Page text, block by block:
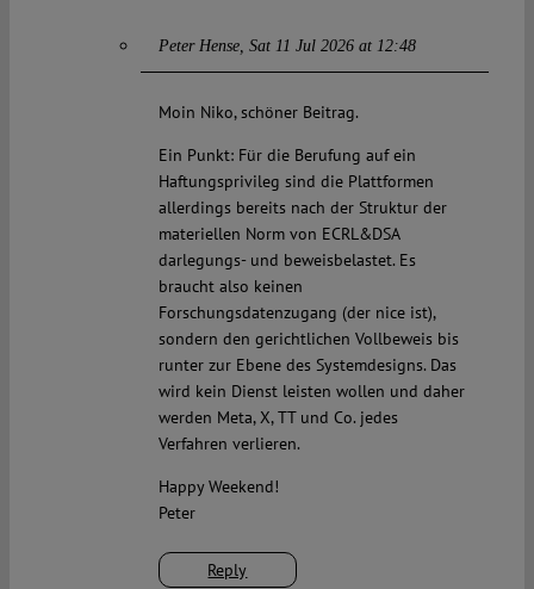
Peter Hense Sat 11 Jul 2026 at 12:48
Reply
Moin Niko, schöner Beitrag.
Ein Punkt: Für die Berufung auf ein
Haftungsprivileg sind die Plattformen
allerdings bereits nach der Struktur der
materiellen Norm von ECRL&DSA
darlegungs- und beweisbelastet. Es
braucht also keinen
Forschungsdatenzugang (der nice ist),
sondern den gerichtlichen Vollbeweis bis
runter zur Ebene des Systemdesigns. Das
wird kein Dienst leisten wollen und daher
werden Meta, X, TT und Co. jedes
Verfahren verlieren.
Happy Weekend!
Peter